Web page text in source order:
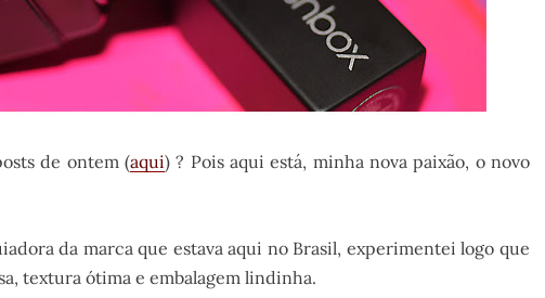
de ontem (aqui) ? Pois aqui está, minha nova paixão, o novo
da marca que estava aqui no Brasil, experimentei logo que
textura ótima e embalagem lindinha.